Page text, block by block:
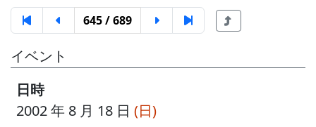
645 / 689
イベント
日時
2002 年 8 月 18 日 (日)